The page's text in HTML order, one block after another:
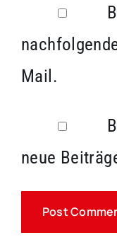
Mail.
neue